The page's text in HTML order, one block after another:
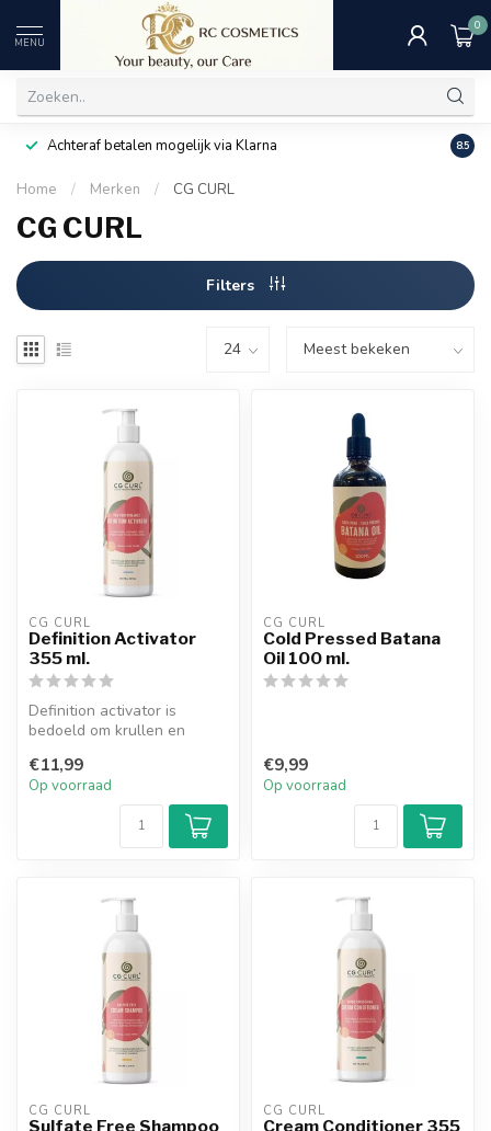
MENU
0
Achteraf betalen mogelijk via Klarna 8.5
Home / Merken / CG CURL
CG CURL
Filters
CG CURL
Definition Activator
355 ml.
Definition activator is
bedoeld om krullen en
krijgen, ...
€11,99
Op voorraad
CG CURL
Cold Pressed Batana
Oil 100 ml.
€9,99
Op voorraad
CG CURL
Sulfate Free Shampoo
CG CURL
Cream Conditioner 355